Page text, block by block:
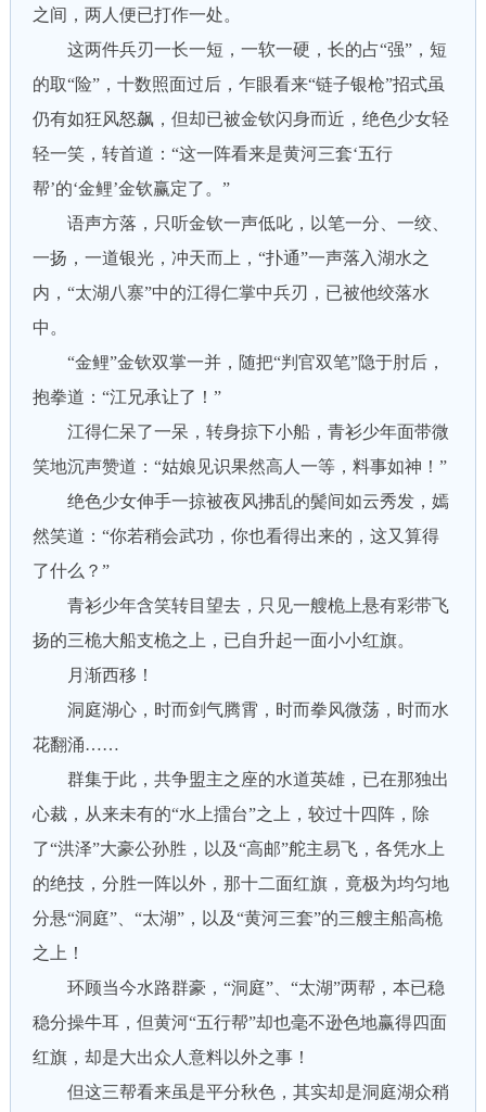
之间，两人便已打作一处。
这两件兵刃一长一短，一软一硬，长的占“强”，短
的取“险”，十数照面过后，乍眼看来“链子银枪”招式虽
仍有如狂风怒飙，但却已被金钦闪身而近，绝色少女轻
轻一笑，转首道：“这一阵看来是黄河三套‘五行
帮’的‘金鲤’金钦赢定了。”
语声方落，只听金钦一声低叱，以笔一分、一绞、
一扬，一道银光，冲天而上，“扑通”一声落入湖水之
内，“太湖八寨”中的江得仁掌中兵刃，已被他绞落水
中。
“金鲤”金钦双掌一并，随把“判官双笔”隐于肘后，
抱拳道：“江兄承让了！”
江得仁呆了一呆，转身掠下小船，青衫少年面带微
笑地沉声赞道：“姑娘见识果然高人一等，料事如神！”
绝色少女伸手一掠被夜风拂乱的鬓间如云秀发，嫣
然笑道：“你若稍会武功，你也看得出来的，这又算得
了什么？”
青衫少年含笑转目望去，只见一艘桅上悬有彩带飞
扬的三桅大船支桅之上，已自升起一面小小红旗。
月渐西移！
洞庭湖心，时而剑气腾霄，时而拳风微荡，时而水
花翻涌……
群集于此，共争盟主之座的水道英雄，已在那独出
心裁，从来未有的“水上擂台”之上，较过十四阵，除
了“洪泽”大豪公孙胜，以及“高邮”舵主易飞，各凭水上
的绝技，分胜一阵以外，那十二面红旗，竟极为均匀地
分悬“洞庭”、“太湖”，以及“黄河三套”的三艘主船高桅
之上！
环顾当今水路群豪，“洞庭”、“太湖”两帮，本已稳
稳分操牛耳，但黄河“五行帮”却也毫不逊色地赢得四面
红旗，却是大出众人意料以外之事！
但这三帮看来虽是平分秋色，其实却是洞庭湖众稍